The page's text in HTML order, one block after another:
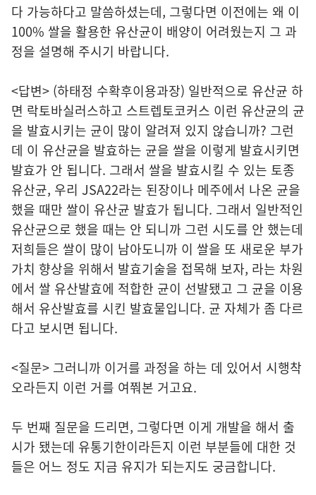
다 가능하다고 말씀하셨는데, 그렇다면 이전에는 왜 이
100% 쌀을 활용한 유산균이 배양이 어려웠는지 그 과
정을 설명해 주시기 바랍니다.
<답변> (하태정 수확후이용과장) 일반적으로 유산균 하
면 락토바실러스하고 스트렙토코커스 이런 유산균의 균
을 발효시키는 균이 많이 알려져 있지 않습니까? 그런
데 이 유산균을 발효하는 균을 쌀을 이렇게 발효시키면
발효가 안 됩니다. 그래서 쌀을 발효시킬 수 있는 토종
유산균, 우리 JSA22라는 된장이나 메주에서 나온 균을
했을 때만 쌀이 유산균 발효가 됩니다. 그래서 일반적인
유산균으로 했을 때는 안 되니까 그런 시도를 안 했는데
저희들은 쌀이 많이 남아도니까 이 쌀을 또 새로운 부가
가치 향상을 위해서 발효기술을 접목해 보자, 라는 차원
에서 쌀 유산발효에 적합한 균이 선발됐고 그 균을 이용
해서 유산발효를 시킨 발효물입니다. 균 자체가 좀 다르
다고 보시면 됩니다.
<질문> 그러니까 이거를 과정을 하는 데 있어서 시행착
오라든지 이런 거를 여쭤본 거고요.
두 번째 질문을 드리면, 그렇다면 이게 개발을 해서 출
시가 됐는데 유통기한이라든지 이런 부분들에 대한 것
들은 어느 정도 지금 유지가 되는지도 궁금합니다.